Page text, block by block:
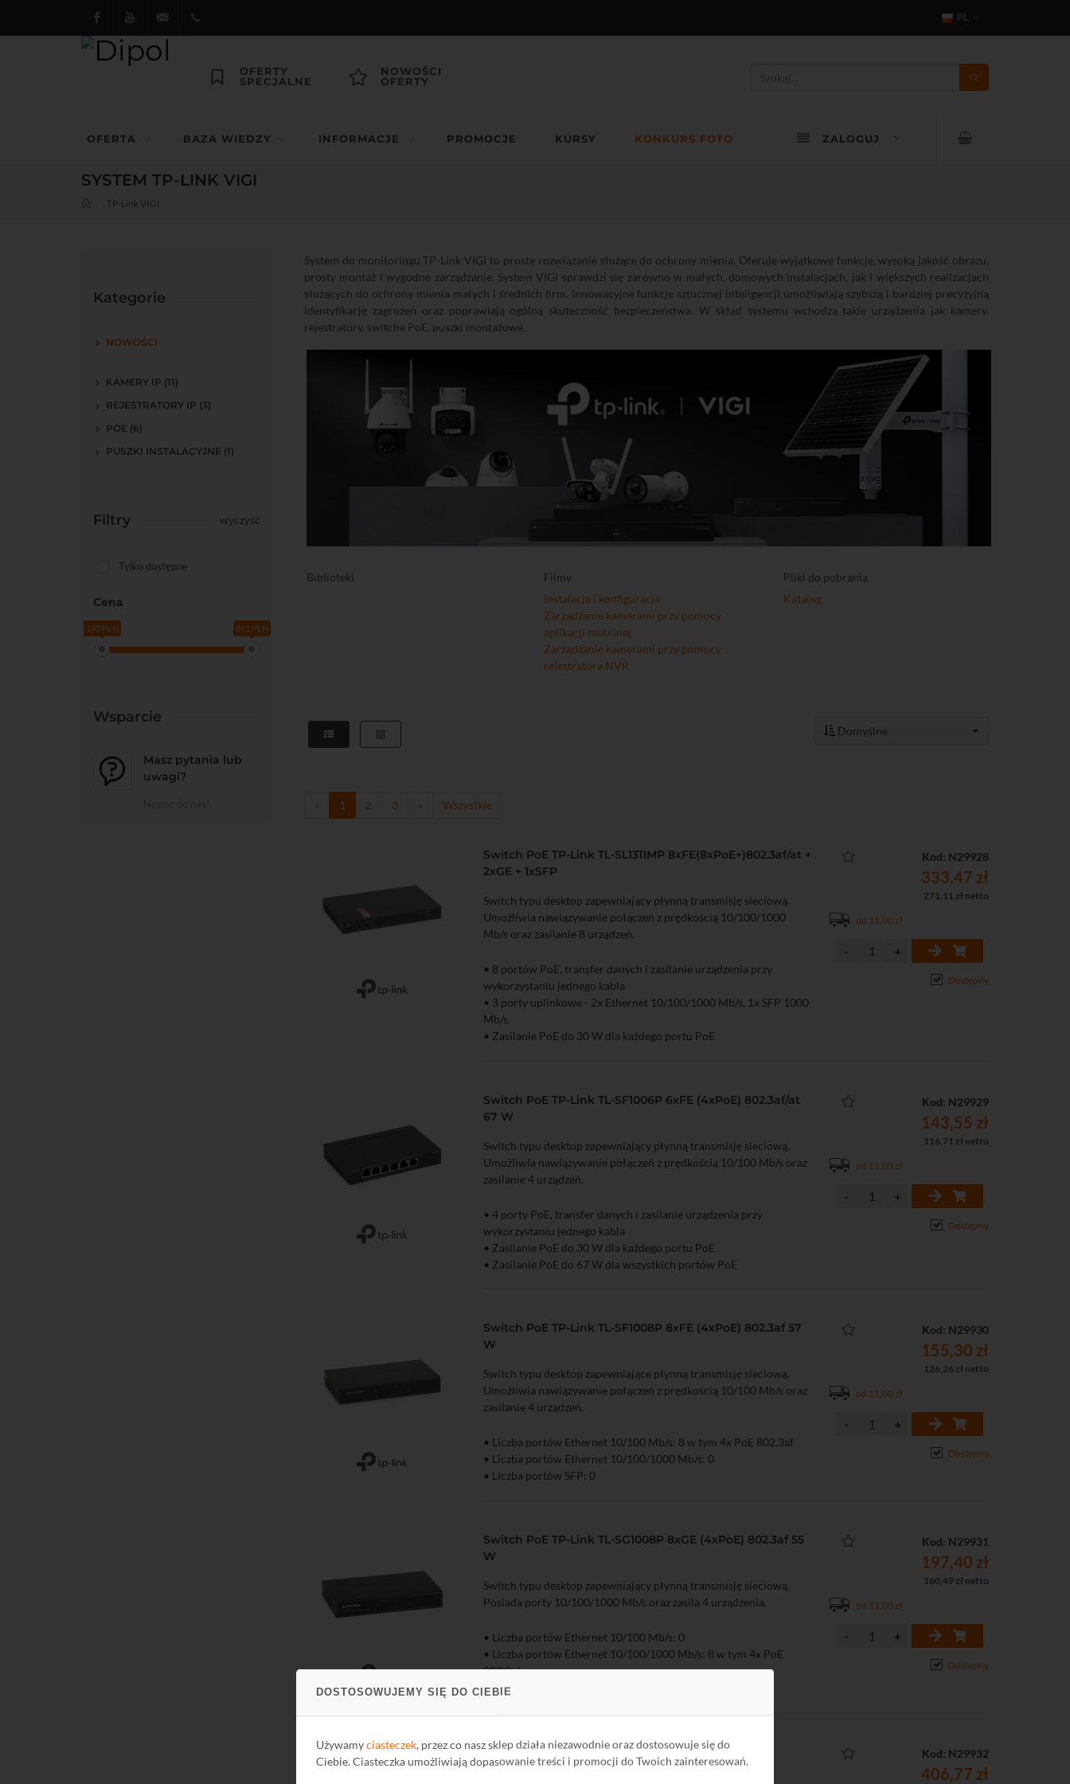
DOSTOSOWUJEMY SIĘ DO CIEBIE
Używamyciasteczek, przez co nasz sklep działa niezawodnie oraz dostosowuje się do
Ciebie. Ciasteczka umożliwiają dopasowanie treści i promocji do Twoich zainteresowań.
FacebookYoutubedipol@dipol.com.pl
PL
OFERTY
SPECJALNE
NOWOŚCI
OFERTY
OFERTA BAZA WIEDZY INFORMACJE PROMOCJE KURSY KONKURS FOTO ZALOGUJ
SYSTEM TP-LINK VIGI
TP-Link VIGI
Kategorie
NOWOŚCI
KAMERY IP (11)
REJESTRATORY IP (3)
POE (6)
PUSZKI INSTALACYJNE (1)
Filtry wyczyść
Tylko dostępne
Cena
143 PLN 891 PLN
Wsparcie
Masz pytania lub
uwagi?
System do monitoringu TP-Link VIGI to proste rozwiązanie służące do ochrony mienia. Oferuje wyjątkowe funkcje, wysoką jakość obrazu,
prosty montaż i wygodne zarządzanie. System VIGI sprawdzi się zarówno w małych, domowych instalacjach, jak i większych realizacjach
służących do ochrony mienia małych i średnich firm. Innowacyjne funkcje sztucznej inteligencji umożliwiają szybszą i bardziej precyzyjną
identyfikację zagrożeń oraz poprawiają ogólną skuteczność bezpieczeństwa. W skład systemu wchodzą takie urządzenia jak kamery,
rejestratory, switche PoE, puszki montażowe.
Biblioteki Filmy
Pliki do pobrania
Instalacja i konfiguracja
Zarządzanie kamerami przy pomocy
aplikacji mobilnej
Zarządzanie kamerami przy pomocy
rejestratora NVR
Katalog
Domyślne
« 1 2 3 » Wszystkie
Do koszyka
Switch PoE TP-Link TL-SL1311MP 8xFE(8xPoE+)802.3af/at +
2xGE + 1xSFP
Switch typu desktop zapewniający płynną transmisję sieciową.
Umożliwia nawiązywanie połączeń z prędkością 10/100/1000
Mb/s oraz zasilanie 8 urządzeń.
• 8 portów PoE, transfer danych i zasilanie urządzenia przy
wykorzystaniu jednego kabla
• 3 porty uplinkowe - 2x Ethernet 10/100/1000 Mb/s, 1x SFP 1000
Mb/s
• Zasilanie PoE do 30 W dla każdego portu PoE
Kod: N29928
333,47 zł
271,11 zł netto
od 11,00 zł
Dostępny
Do koszyka
Switch PoE TP-Link TL-SF1006P 6xFE (4xPoE) 802.3af/at
67 W
Switch typu desktop zapewniający płynną transmisję sieciową.
Umożliwia nawiązywanie połączeń z prędkością 10/100 Mb/s oraz
zasilanie 4 urządzeń.
• 4 porty PoE, transfer danych i zasilanie urządzenia przy
wykorzystaniu jednego kabla
• Zasilanie PoE do 30 W dla każdego portu PoE
• Zasilanie PoE do 67 W dla wszystkich portów PoE
Kod: N29929
143,55 zł
116,71 zł netto
od 11,00 zł
Dostępny
Do koszyka
Switch PoE TP-Link TL-SF1008P 8xFE (4xPoE) 802.3af 57
W
Switch typu desktop zapewniające płynną transmisję sieciową.
Umożliwia nawiązywanie połączeń z prędkością 10/100 Mb/s oraz
zasilanie 4 urządzeń.
• Liczba portów Ethernet 10/100 Mb/s: 8 w tym 4x PoE 802.3af
• Liczba portów Ethernet 10/100/1000 Mb/s: 0
• Liczba portów SFP: 0
Kod: N29930
155,30 zł
126,26 zł netto
od 11,00 zł
Dostępny
Switch PoE TP-Link TL-SG1008P 8xGE (4xPoE) 802.3af 55
W
Switch typu desktop zapewniający płynną transmisję sieciową.
Posiada porty 10/100/1000 Mb/s oraz zasila 4 urządzenia.
• Liczba portów Ethernet 10/100 Mb/s: 0
• Liczba portów Ethernet 10/100/1000 Mb/s: 8 w tym 4x PoE
802.3af
• Liczba portów SFP: 0
Kod: N29931
197,40 zł
160,49 zł netto
od 11,00 zł
Dostępny
Switch PoE TP-Link TL-SG1210MP 10xGE (8xPoE)
802.3af/at
Kod: N29932
406,77 zł